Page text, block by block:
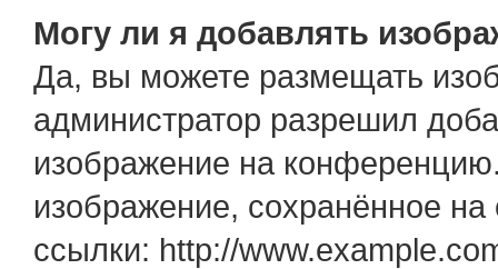
Могу ли я добавлять
Да, вы можете размещать
администратор разрешил
изображение на
изображение, сохранённое
ссылки: http://